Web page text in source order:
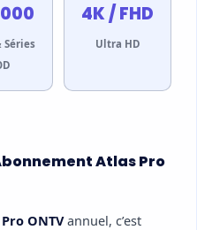
Séries
4K / FHD
Ultra HD
Atlas Pro
ONTVannuel, c’est